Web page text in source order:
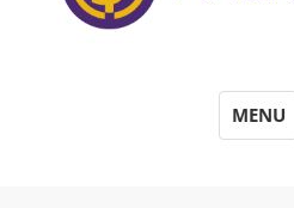
MENU